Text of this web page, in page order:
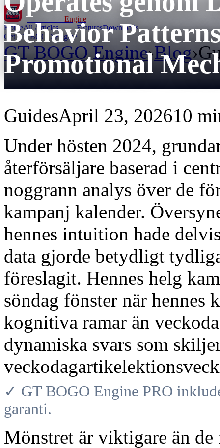
GT BOGO Engine
HomeAll Articles FeaturesDownloads
Get GT BOGO Engine →
GT BOGO Engine›Blog›
Behavior
Promotional
GuidesApril 23, 202610
Under hösten 2024,
återförsäljare baserad i
noggrann analys över de
kampanj kalender.
hennes intuition hade
data gjorde betydligt
föreslagit. Hennes helg
söndag fönster när hennes
kognitiva ramar än
dynamiska svars som
✓ GT BOGO Engine PRO
garanti.
Mönstret är viktigare än de